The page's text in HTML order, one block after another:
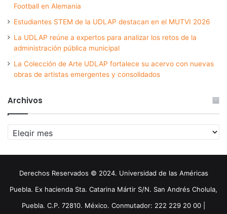
Football en Alemania
Estudiantes STEM de la UDLAP destacan en el MUTVI 2026
La UDLAP reúne a expertos para analizar los retos de la
administración pública municipal
La Colección de Arte UDLAP fortalece su acervo con nuevas
obras de artistas emergentes y consolidados
Archivos
Archivos
Derechos Reservados © 2024. Universidad de las Américas
Puebla. Ex hacienda Sta. Catarina Mártir S/N. San Andrés Cholula,
Puebla. C.P. 72810. México. Conmutador: 222 229 20 00 |